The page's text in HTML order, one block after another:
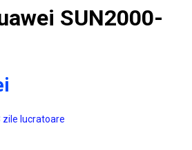
SUN2000-
zile lucratoare